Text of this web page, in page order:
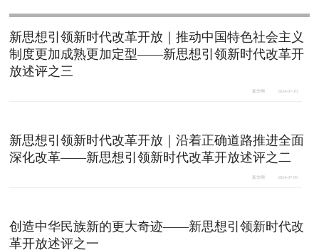
新思想引领新时代改革开放｜推动中国特色社会主义
制度更加成熟更加定型——新思想引领新时代改革开
放述评之三
新华网 2024-07-10
新思想引领新时代改革开放｜沿着正确道路推进全面
深化改革——新思想引领新时代改革开放述评之二
新华网 2024-07-09
创造中华民族新的更大奇迹——新思想引领新时代改
革开放述评之一